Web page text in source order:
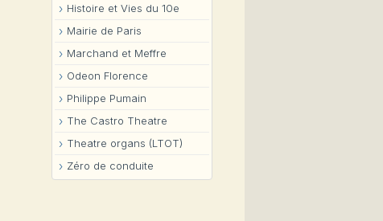
Histoire et Vies du 10e
Mairie de Paris
Marchand et Meffre
Odeon Florence
Philippe Pumain
The Castro Theatre
Theatre organs (LTOT)
Zéro de conduite